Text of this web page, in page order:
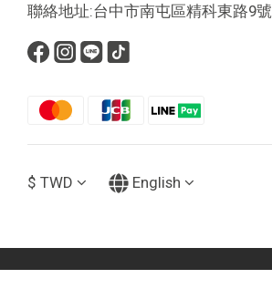
聯絡地址:台中市南屯區精科東路9號
$ TWD English